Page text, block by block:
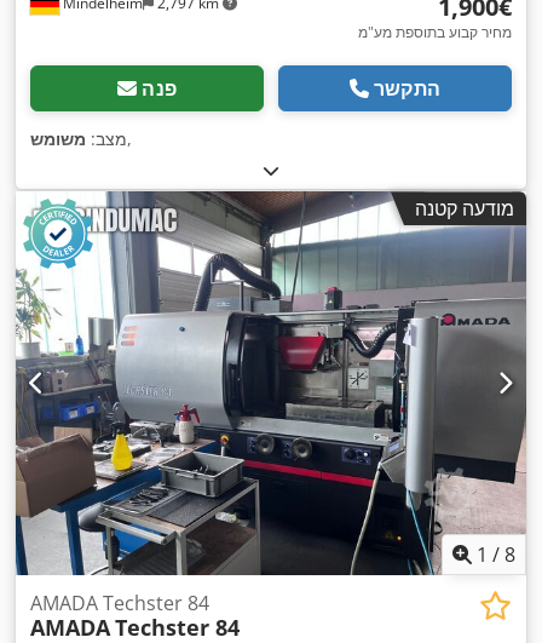
‏1,900 ‏€
מחיר קבוע בתוספת מע"מ
פנה התקשר
מצב: משומש ,
מודעה קטנה
1 /8
AMADA Techster 84
AMADATechster 84